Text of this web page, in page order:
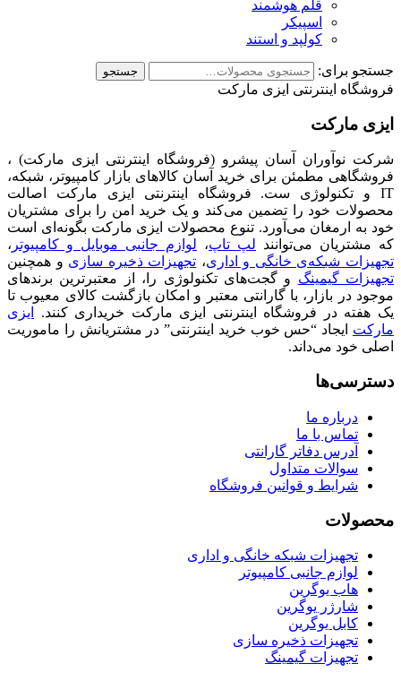
قلم هوشمند
اسپیکر
کولپد و استند
جستجو برای: جستجو
فروشگاه اینترنتی ایزی مارکت
ایزی مارکت
شرکت نوآوران آسان پیشرو (فروشگاه اینترنتی ایزی مارکت) ،
فروشگاهی مطمئن برای خرید آسان کالاهای بازار کامپیوتر، شبکه،
IT و تکنولوژی ست. فروشگاه اینترنتی ایزی مارکت اصالت
محصولات خود را تضمین می‌کند و یک خرید امن را برای مشتریان
خود به ارمغان می‌آورد. تنوع محصولات ایزی مارکت بگونه‌ای است
که مشتریان می‌توانند لپ تاپ، لوازم جانبی موبایل و کامپیوتر ،
تجهیزات شبکه‌ی خانگی و اداری، تجهیزات ذخیره سازی و همچنین
تجهیزات گیمینگ و گجت‌های تکنولوژی را، از معتبرترین برندهای
موجود در بازار، با گارانتی معتبر و امکان بازگشت کالای معیوب تا
یک هفته در فروشگاه اینترنتی ایزی مارکت خریداری کنند.
ایزی
مارکت ایجاد “حس خوب خرید اینترنتی” در مشتریانش را ماموریت
اصلی خود می‌داند.
دسترسی‌ها
درباره ما
تماس با ما
آدرس دفاتر گارانتی
سوالات متداول
شرایط و قوانین فروشگاه
محصولات
تجهیزات شبکه خانگی و اداری
لوازم جانبی کامپیوتر
هاب یوگرین
شارژر یوگرین
کابل یوگرین
تجهیزات ذخیره سازی
تجهیزات گیمینگ